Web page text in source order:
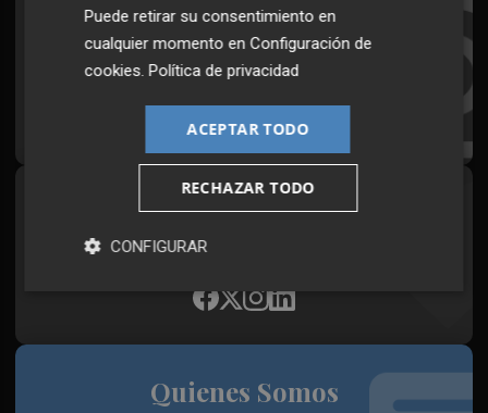
Suscríbete al Boletín
Todos los días a primera hora en tu email
Síguenos en redes
Plaza Podcast, desde cualquier medio
Quienes Somos
Puede retirar su consentimiento en
cualquier momento enConfiguración de
cookies.Política de privacidad
ACEPTAR TODO
RECHAZAR TODO
CONFIGURAR